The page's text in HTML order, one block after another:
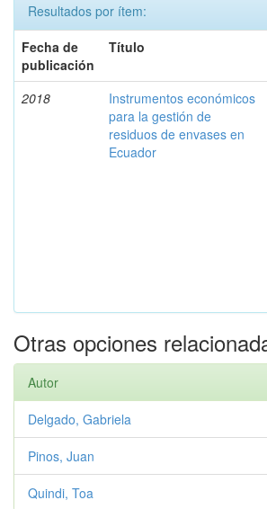
Resultados por ítem:
Fecha de
publicación
Título
2018
Instrumentos económicos
para la gestión de
residuos de envases en
Ecuador
Otras opciones
Autor
Delgado, Gabriela
Pinos, Juan
Quindi, Toa